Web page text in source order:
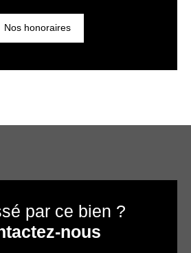
Nos honoraires
par ce bien ?
nous